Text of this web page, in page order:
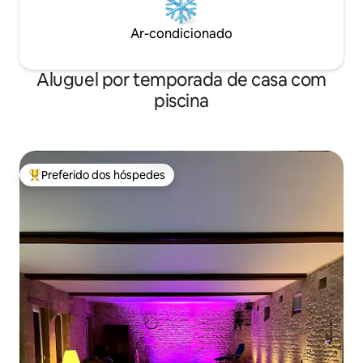
Ar-condicionado
Aluguel por temporada de casa com
piscina
Entre os melhores preferidos dos hóspedes
Preferido dos hóspedes